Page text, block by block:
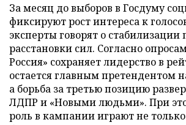
За месяц до выборов в Госдуму
фиксируют рост интереса к
эксперты говорят о
расстановки сил. Согласно
Россия» сохраняет лидерство в
остается главным претендентом
а борьба за третью позицию
ЛДПР и «Новыми людьми». При
роль в кампании играют не